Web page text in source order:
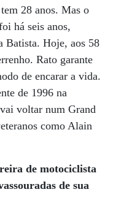
28 anos. Mas o
há seis anos,
Batista. Hoje, aos 58
Rato garante
de encarar a vida.
de 1996 na
voltar num Grand
como Alain
de motociclista
de sua